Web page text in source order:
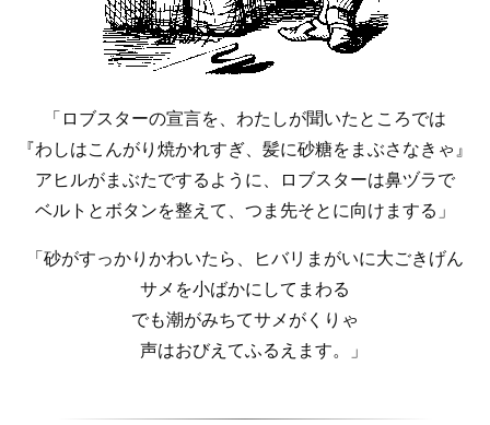
「ロブスターの宣言を、わたしが聞いたところでは
『わしはこんがり焼かれすぎ、髪に砂糖をまぶさなきゃ』
アヒルがまぶたでするように、ロブスターは鼻ヅラで
ベルトとボタンを整えて、つま先そとに向けまする」
「砂がすっかりかわいたら、ヒバリまがいに大ごきげん
サメを小ばかにしてまわる
でも潮がみちてサメがくりゃ
声はおびえてふるえます。」